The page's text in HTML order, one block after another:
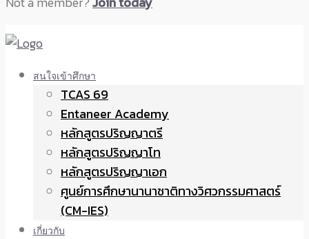
สนใจเข้าศึกษา
TCAS 69
Entaneer Academy
หลักสูตรปริญญาตรี
หลักสูตรปริญญาโท
หลักสูตรปริญญาเอก
ศูนย์การศึกษานานาชาติทางวิศวกรรมศาสตร์
(CM-IES)
เกี่ยวกับ